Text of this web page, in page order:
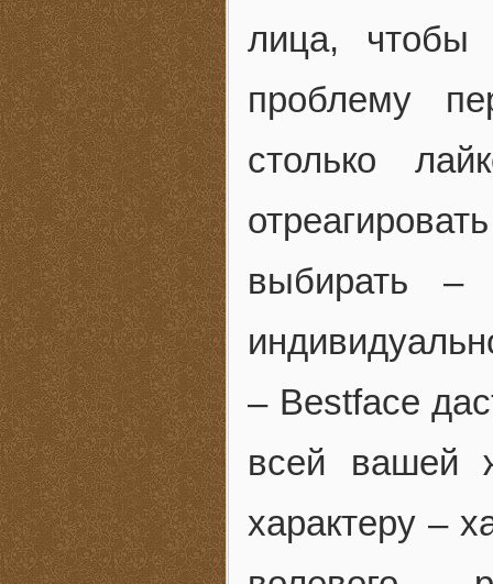
лица,
проблему
столько
выбирать –
– Bestface
всей вашей
характеру –